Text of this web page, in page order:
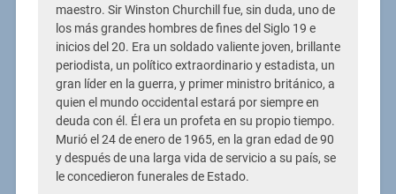
maestro. Sir Winston Churchill fue, sin duda, uno de
los más grandes hombres de fines del Siglo 19 e
inicios del 20. Era un soldado valiente joven, brillante
periodista, un político extraordinario y estadista, un
gran líder en la guerra, y primer ministro británico, a
quien el mundo occidental estará por siempre en
deuda con él. Él era un profeta en su propio tiempo.
Murió el 24 de enero de 1965, en la gran edad de 90
y después de una larga vida de servicio a su país, se
le concedieron funerales de Estado.